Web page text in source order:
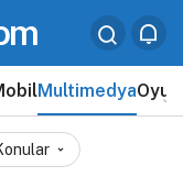
MultimedyaOyun